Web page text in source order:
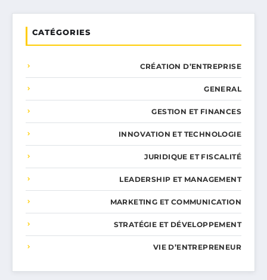
CATÉGORIES
CRÉATION D’ENTREPRISE
GENERAL
GESTION ET FINANCES
INNOVATION ET TECHNOLOGIE
JURIDIQUE ET FISCALITÉ
LEADERSHIP ET MANAGEMENT
MARKETING ET COMMUNICATION
STRATÉGIE ET DÉVELOPPEMENT
VIE D’ENTREPRENEUR